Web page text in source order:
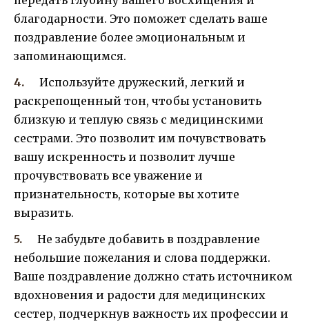
благодарности. Это поможет сделать ваше
поздравление более эмоциональным и
запоминающимся.
Используйте дружеский, легкий и
раскрепощенный тон, чтобы установить
близкую и теплую связь с медицинскими
сестрами. Это позволит им почувствовать
вашу искренность и позволит лучше
прочувствовать все уважение и
признательность, которые вы хотите
выразить.
Не забудьте добавить в поздравление
небольшие пожелания и слова поддержки.
Ваше поздравление должно стать источником
вдохновения и радости для медицинских
сестер, подчеркнув важность их профессии и